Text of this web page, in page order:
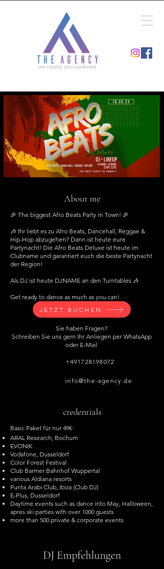
About me
🎉 The biggest Afro Beats Party in Town! 🎉
🎶 Ihr liebt es zu Afro Beats, Dancehall, Reggae &
Hip-Hop abzugehen? Dann ist heute eure
Partynacht! Die Afro Beats Deluxe ist heute im
Clubname und garantiert euch die beste Partynacht
der Region!
Als DJ ist heute DJNAME an den Turntables 🎶
Get ready to dance as much as you can!
JETZT BUCHEN
Sie haben Fragen?
Schreiben Sie uns gern Ihr Anliegen per WhatsApp
oder E-Mail
+491728198072
info@the-agency.de
credentials
Basic Paket für nur 49€:
ARAL Research, Bochum
EVONIK
Vodafone, Dusseldorf
Color Forest Festival
Club Barmer Bahnhof Wuppertal
various Aldiana resorts
Punta Arabi Club, Ibiza (Club DJ)
E-Plus, Dusseldorf
Daytime events such as dance into May, Halloween,
apres ski parties with over 1000 guests
more than 500 private & corporate events
DJ Empfehlungen